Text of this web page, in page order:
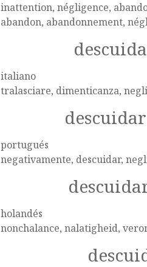
inattention, négligence,
abandon, abandonnement,
italiano
tralasciare, dimenticanza,
portugués
negativamente, descuidar,
holandés
nonchalance, nalatigheid,